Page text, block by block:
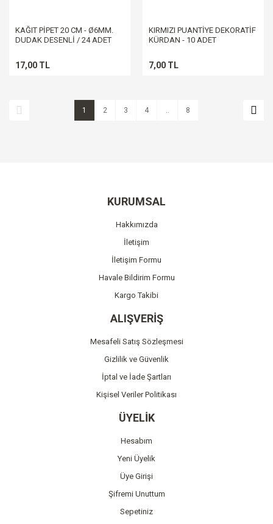
KAĞIT PİPET 20 CM - Ø6MM.
DUDAK DESENLİ / 24 ADET
17,00 TL
KIRMIZI PUANTİYE DEKORATİF
KÜRDAN - 10 ADET
7,00 TL
1 2 3 4 .. 8
KURUMSAL
Hakkımızda
İletişim
İletişim Formu
Havale Bildirim Formu
Kargo Takibi
ALIŞVERİŞ
Mesafeli Satış Sözleşmesi
Gizlilik ve Güvenlik
İptal ve İade Şartları
Kişisel Veriler Politikası
ÜYELİK
Hesabım
Yeni Üyelik
Üye Girişi
Şifremi Unuttum
Sepetiniz